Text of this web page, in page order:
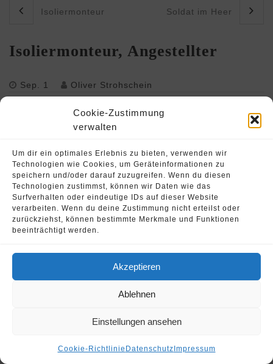
Cookie-Zustimmung
verwalten
Um dir ein optimales Erlebnis zu bieten, verwenden wir
Technologien wie Cookies, um Geräteinformationen zu
speichern und/oder darauf zuzugreifen. Wenn du diesen
Technologien zustimmst, können wir Daten wie das
Surfverhalten oder eindeutige IDs auf dieser Website
verarbeiten. Wenn du deine Zustimmung nicht erteilst oder
zurückziehst, können bestimmte Merkmale und Funktionen
beeinträchtigt werden.
Akzeptieren
Ablehnen
Einstellungen ansehen
Cookie-Richtlinie Datenschutz Impressum
Isoliermonteur Soldat im Heer
Isoliermonteur, Angestellter
Sep. 1 Oliver Strohschein
Genopackspezialist
© 2026 Oliver Strohschein •Fahrschule Runnersdrive